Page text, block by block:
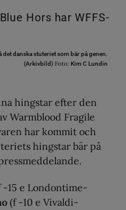
danska stuteriet som bär på genen.
(Arkivbild) Foto: Kim C Lundin
hingstar efter den
Warmblood Fragile
har kommit och
hingstar bär på
-15 e Londontime-
(f -10 e Vivaldi-